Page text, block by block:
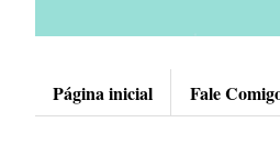
Página inicial Fale